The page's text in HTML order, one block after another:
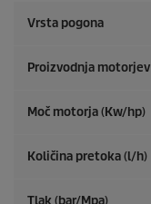
Vrsta pogona
Proizvodnja motorjev
Moč motorja (Kw/hp)
Količina pretoka (l/h)
Tlak (bar/Mpa)